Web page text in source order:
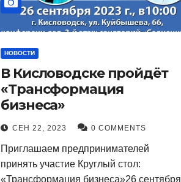
НОВОСТИ
В Кисловодске пройдёт
«Трансформация
бизнеса»
СЕН 22, 2023 0 COMMENTS
Приглашаем предпринимателей
принять участие Круглый стол:
«Трансформация бизнеса»26 сентября